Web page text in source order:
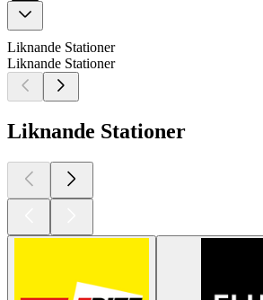
Liknande Stationer
Liknande Stationer
Liknande Stationer